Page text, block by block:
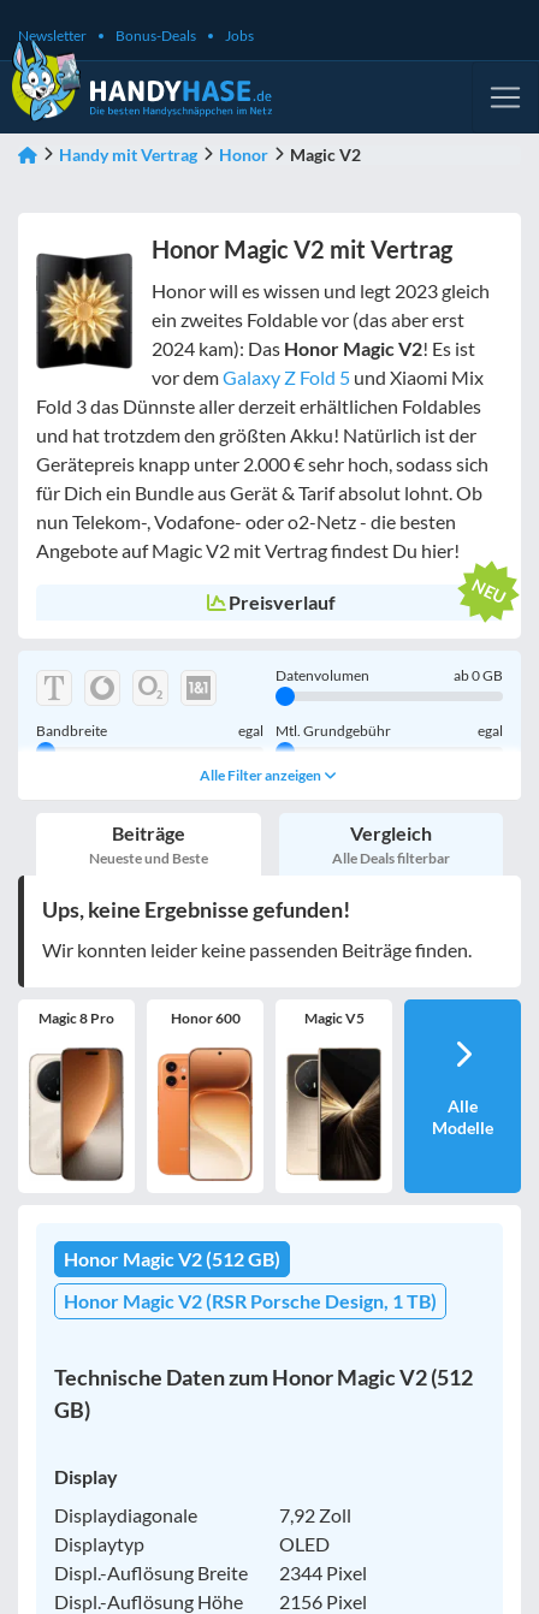
Newsletter Bonus-Deals Jobs
Handy mit Vertrag Honor Magic V2
Honor Magic V2 mit Vertrag
Honor will es wissen und legt 2023 gleich
ein zweites Foldable vor (das aber erst
2024 kam): Das Honor Magic V2! Es ist
vor demGalaxy Z Fold 5 und Xiaomi Mix
Fold 3 das Dünnste aller derzeit erhältlichen Foldables
und hat trotzdem den größten Akku! Natürlich ist der
Gerätepreis knapp unter 2.000 € sehr hoch, sodass sich
für Dich ein Bundle aus Gerät & Tarif absolut lohnt. Ob
nun Telekom-, Vodafone- oder o2-Netz - die besten
Angebote auf Magic V2 mit Vertrag findest Du hier!
Preisverlauf
Datenvolumen ab0GB
Bandbreite egal Mtl. Grundgebühr egal
egal
inkl. Young-Tarife
nur 5G-Tarife inkl. Kombi-Tarife
Handy-Speicher
Filter zurücksetzen
Alle Filter anzeigen
Beiträge
Neueste und Beste
Vergleich
Alle Deals filterbar
Ups, keine Ergebnisse gefunden!
Wir konnten leider keine passenden Beiträge finden.
Magic 8 Pro Honor 600 Magic V5
Alle
Modelle
Honor Magic V2 (512 GB)
Honor Magic V2 (RSR Porsche Design, 1 TB)
Technische Daten zum Honor Magic V2 (512
GB)
Display
Displaydiagonale
7,92 Zoll
Displaytyp
OLED
Displ.-Auflösung Breite
2344 Pixel
Displ.-Auflösung Höhe
2156 Pixel